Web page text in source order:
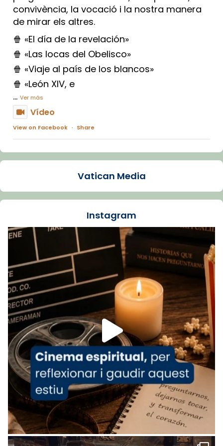
convivència, la vocació i la nostra manera
de mirar els altres.
🍿 «El día de la revelación»
🍿 «Las locas del Obelisco»
🍿 «Viaje al país de los blancos»
🍿 «León XIV, e
... Ver más
Vídeo
View on Facebook · Share
Arquebisbat de Barcelona
La Carmina va patir depressió. Fa gairebé
dos mesos, a l'Estadi Lluís Companys, la
Recupera l'entrevista comp
Vatican
tican News 👇
www.vaticannews.va/es/iglesia/news/2026-
07/carmina-historia-depresion-papa-viaje-
espana-testimoni...
Foto
View on Facebook · Share
Arquebisbat de Barcelona
2 weeks ago
«Avui les santes Juliana i Semproniana ens
ajuden a alçar la mirada»
Mons. Sergi Gordo, bisbe de Tortosa, ha
presidit aquest 27 de juliol la missa de Les
Santes de Mataró.
Vatican Media
Instagram